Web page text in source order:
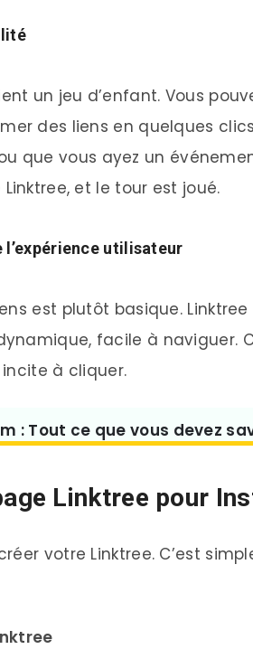
un jeu d’enfant. Vous
des liens en quelques
que vous ayez un
et le tour est joué.
utilisateur
est plutôt basique.
facile à naviguer.
à cliquer.
: Tout ce que vous devez
Linktree pour
votre Linktree. C’est